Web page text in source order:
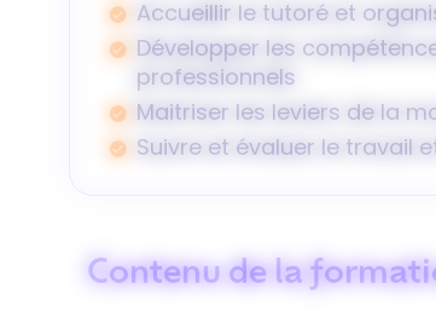
Accueillir le tutoré et
Développer les
professionnels
Maitriser les leviers de la
Suivre et évaluer le travail
Contenu de la